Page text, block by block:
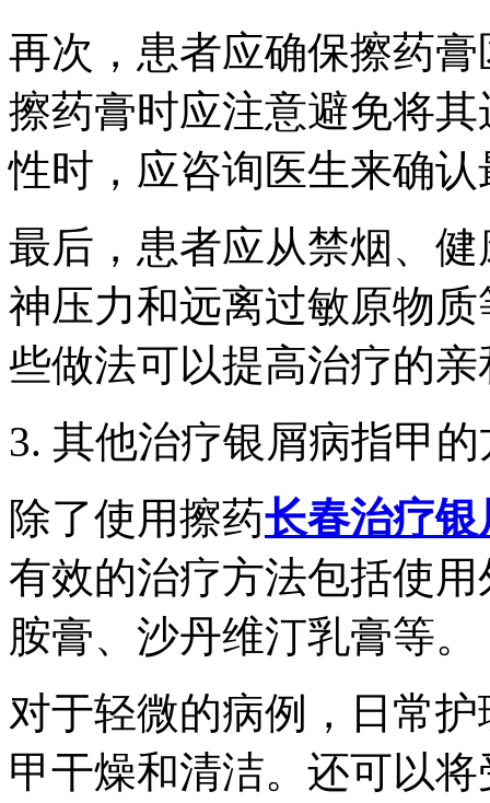
再次，患者应确保擦药
擦药膏时应注意避免将
性时，应咨询医生来确
最后，患者应从禁烟、
神压力和远离过敏原物
些做法可以提高治疗的
3. 其他治疗银屑病指甲
除了使用擦药长春治疗
有效的治疗方法包括使
胺膏、沙丹维汀乳膏等。
对于轻微的病例，日常
甲干燥和清洁。还可以